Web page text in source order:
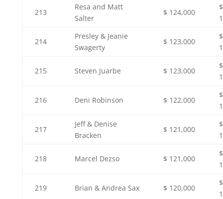
213
Resa and Matt
Salter
$ 124,000
$
214
Presley & Jeanie
Swagerty
$ 123,000
$
215 Steven Juarbe $ 123,000
$
216 Deni Robinson $ 122,000
$
217
Jeff & Denise
Bracken
$ 121,000
$
218 Marcel Dezso $ 121,000
$
219 Brian & Andrea Sax $ 120,000
$